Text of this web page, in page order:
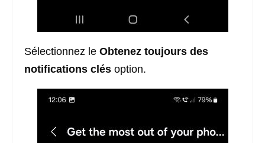
Sélectionnez le Obtenez toujours des
notifications clés option.